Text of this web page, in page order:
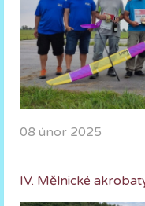
08 únor 2025
IV. Mělnické